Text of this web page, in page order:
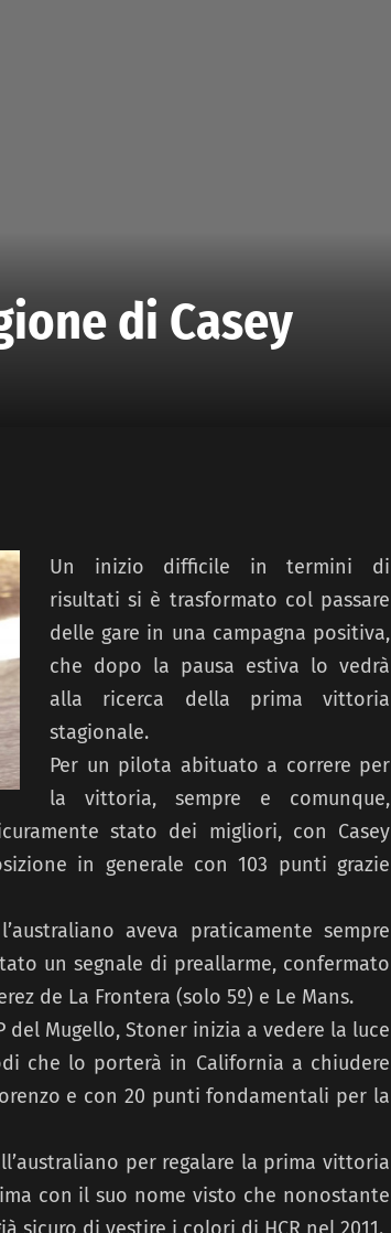
di Casey
Un inizio difficile in termini di
risultati si è trasformato col passare
delle gare in una campagna positiva,
che dopo la pausa estiva lo vedrà
alla ricerca della prima vittoria
stagionale.
Per un pilota abituato a correre per
la vittoria, sempre e comunque,
stato dei migliori, con Casey
in generale con 103 punti grazie
aveva praticamente sempre
un segnale di preallarme, confermato
de La Frontera (solo 5º) e Le Mans.
del Mugello, Stoner inizia a vedere la luce
che lo porterà in California a chiudere
e con 20 punti fondamentali per la
per regalare la prima vittoria
con il suo nome visto che nonostante
sicuro di vestire i colori di HCR nel 2011.